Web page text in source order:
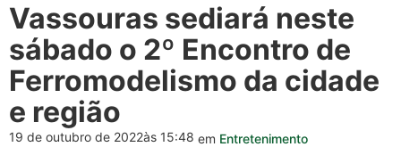
Vassouras sediará neste
sábado o 2º Encontro de
Ferromodelismo da cidade
e região
19 de outubro de 2022às 15:48 em Entretenimento